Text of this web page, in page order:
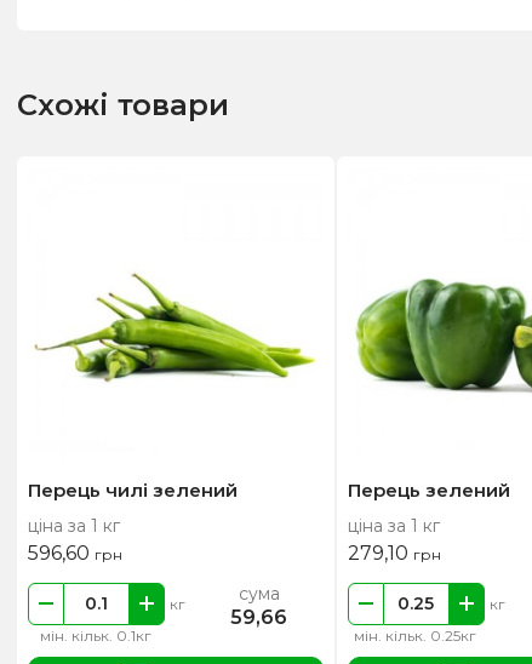
Схожі товари
Перець чилі зелений
ціна за 1 кг
596,60 грн
мін. кільк. 0.1кг
кг сума
59,66
Перець зелений
ціна за 1 кг
279,10 грн
мін. кільк. 0.25кг
кг